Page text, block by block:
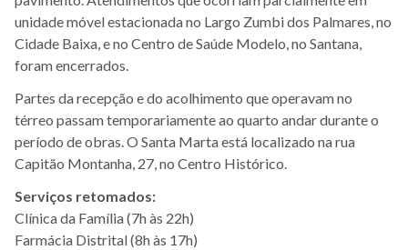
unidade móvel estacionada no Largo Zumbi dos Palmares, no
Cidade Baixa, e no Centro de Saúde Modelo, no Santana,
foram encerrados.
Partes da recepção e do acolhimento que operavam no
térreo passam temporariamente ao quarto andar durante o
período de obras. O Santa Marta está localizado na rua
Capitão Montanha, 27, no Centro Histórico.
Serviços retomados:
Clínica da Família (7h às 22h)
Farmácia Distrital (8h às 17h)